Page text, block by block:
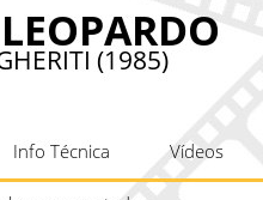
(1985)
Info Técnica Vídeos